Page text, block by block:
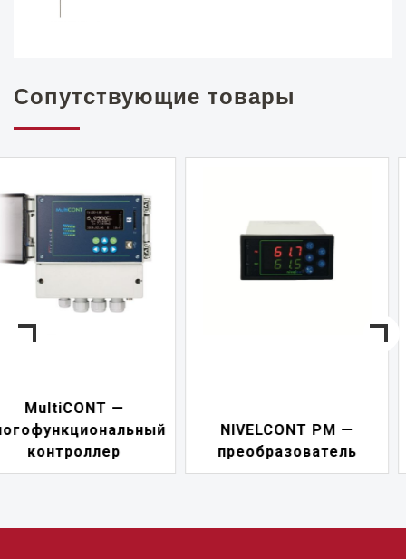
Сопутствующие товары
NIVELCONT PM —
преобразователь
переключатель